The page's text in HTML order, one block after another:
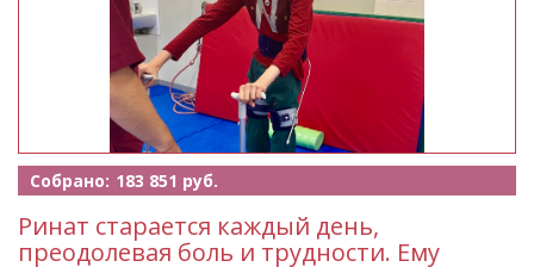
Собрано: 183 851 руб.
Ринат старается каждый день,
преодолевая боль и трудности. Ему